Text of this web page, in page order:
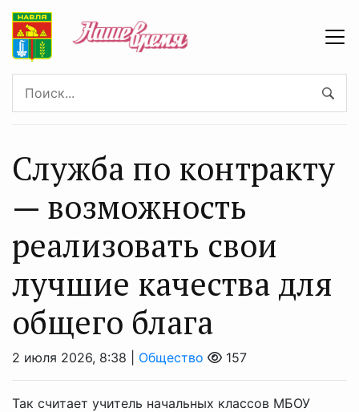
Служба по контракту
— возможность
реализовать свои
лучшие качества для
общего блага
2 июля 2026, 8:38 | Общество 157
Так считает учитель начальных классов МБОУ